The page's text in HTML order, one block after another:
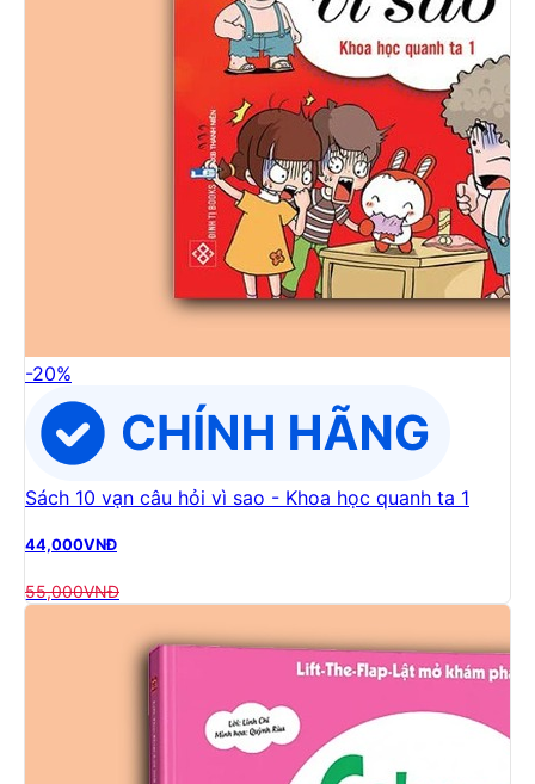
-20%
Sách 10 vạn câu hỏi vì sao - Khoa học quanh ta 1
44,000VNĐ
55,000VNĐ